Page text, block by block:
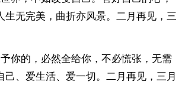
生无完美，曲折亦风景。二月再见，三
的，必然全给你，不必慌张，无需
己、爱生活、爱一切。二月再见，三月